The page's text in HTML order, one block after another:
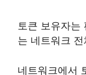
토큰 보유자는
는 네트워크
네트워크에서